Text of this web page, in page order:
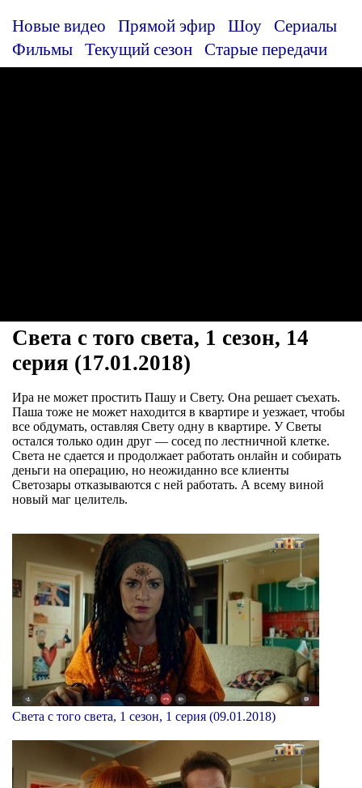
Новые видео Прямой эфир Шоу
Сериалы
Фильмы
Текущий сезон Старые передачи
Света с того света, 1 сезон, 14
серия (17.01.2018)
Ира не может простить Пашу и Свету. Она решает съехать.
Паша тоже не может находится в квартире и уезжает, чтобы
все обдумать, оставляя Свету одну в квартире. У Светы
остался только один друг — сосед по лестничной клетке.
Света не сдается и продолжает работать онлайн и собирать
деньги на операцию, но неожиданно все клиенты
Светозары отказываются с ней работать. А всему виной
новый маг целитель.
Света с того света, 1 сезон, 1 серия (09.01.2018)